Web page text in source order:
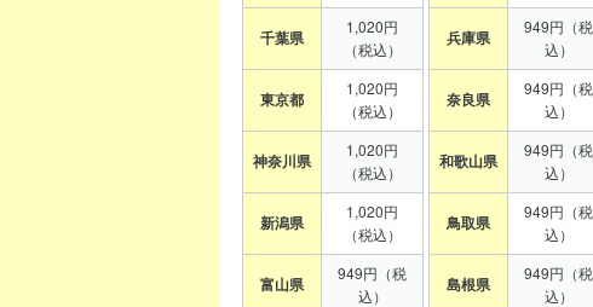
千葉県
1,020円
（税込）
東京都
1,020円
（税込）
神奈川県
1,020円
（税込）
新潟県
1,020円
（税込）
富山県
949円（税
込）
兵庫県
949円（税
込）
奈良県
949円（税
込）
和歌山県
949円（税
込）
鳥取県
949円（税
込）
島根県
949円（税
込）